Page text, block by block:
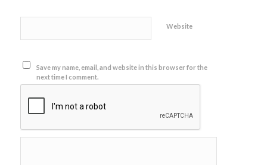
Website
Save my name, email, and website in this browser for the
next time I comment.